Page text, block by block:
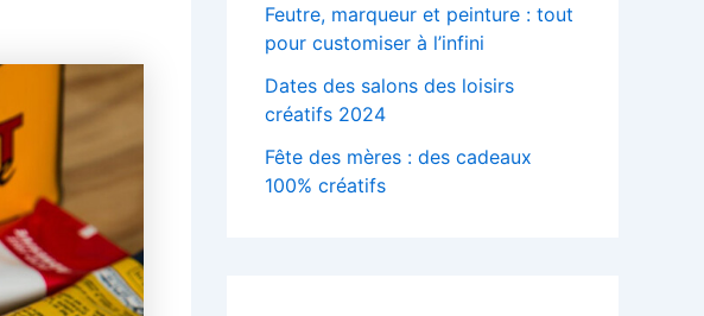
Feutre, marqueur et peinture : tout
pour customiser à l’infini
Dates des salons des loisirs
créatifs 2024
Fête des mères : des cadeaux
100% créatifs